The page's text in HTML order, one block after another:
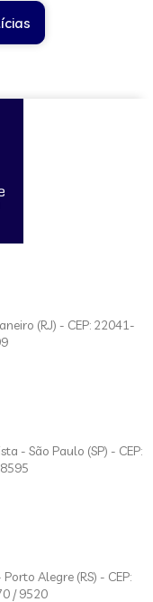
(RJ) - CEP: 22041-
- São Paulo (SP) - CEP:
Alegre (RS) - CEP:
/ 9520